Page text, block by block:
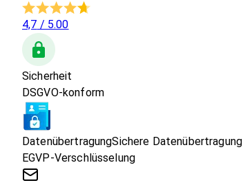
4,7 / 5.00
Sicherheit
DSGVO-konform
DatenübertragungSichere Datenübertragung
EGVP-Verschlüsselung